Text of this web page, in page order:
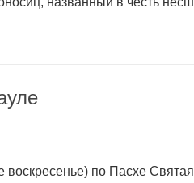
воскресенье) по Пасхе